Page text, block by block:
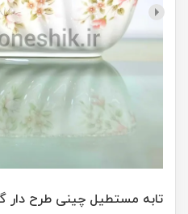
تابه مستطیل چینی طرح دار